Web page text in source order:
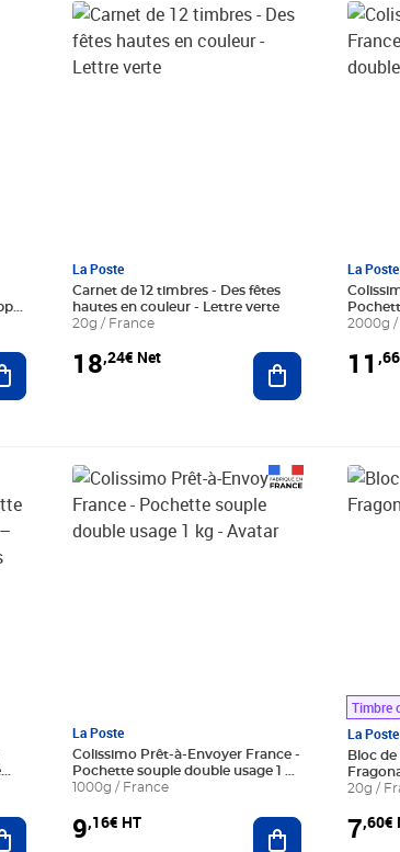
Ajouter au panier
La Poste
Carnet de 12 timbres - Des fêtes
hautes en couleur - Lettre verte
20g / France
18,24€ Net
Prix 18,24€ Net
Ajouter au
La Poste
kg -
2000g /
11
Prix
Ajouter au panier
La Poste
Colissimo Prêt-à-Envoyer France -
Pochette souple double usage 1 kg
- Avatar
1000g / France
9,16€ HT
Prix 9,16€ HT
Ajouter au
Timbre
La Poste
Bloc
20g /
7,60€
Prix